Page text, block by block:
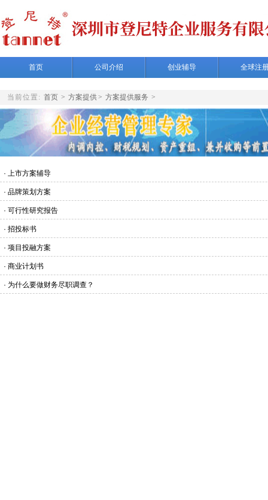
首页 公司介绍 创业辅导 全球注
当前位置: 首页 > 方案提供> 方案提供服务 >
· 上市方案辅导
· 品牌策划方案
· 可行性研究报告
· 招投标书
· 项目投融方案
· 商业计划书
· 为什么要做财务尽职调查？